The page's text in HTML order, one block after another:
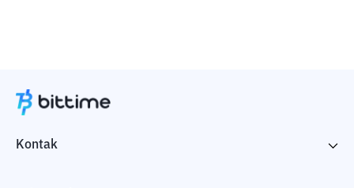
Kontak